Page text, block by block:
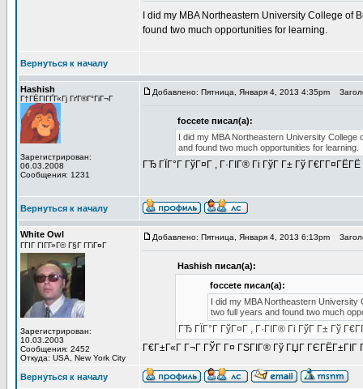
I did my MBA Northeastern University College
found two much opportunities for learning.
Вернуться к началу
Hashish
Г†ГЁГІГҐГ«Гј ГґГ®Г°ГіГ¬Г
Зарегистрирован:
06.03.2008
Сообщения: 1231
Добавлено: Пятница, Января 4, 2013 4:35pm
foccete писал(а):
I did my MBA Northeastern University
and found two much opportunities for learning.
ГЂ ГЇГ°Г ГўГ¤Г , Г·ГІГ® Гі ГўГ Г± Гў Г€Г­Г¤ГЁГЁ
Вернуться к началу
White Owl
ГГІГ ГІГ­Г»Г© Г§Г Г­ГіГ¤Г
Зарегистрирован:
10.03.2003
Сообщения: 2452
Откуда: USA, New York City
Добавлено: Пятница, Января 4, 2013 6:13pm
Hashish писал(а):
foccete писал(а):
I did my MBA Northeastern
two full years and found two much
ГЂ ГЇГ°Г ГўГ¤Г , Г·ГІГ® Гі ГўГ Г± Гў
Г€Г±Г«Г Г¬Г ГЎГ Г¤ ГЅГІГ® Гў ГЏГ
Вернуться к началу